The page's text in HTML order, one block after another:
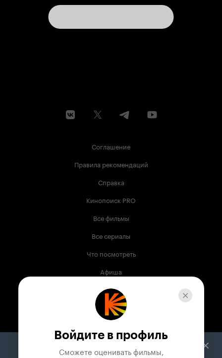
Соглашение
Правила рекомендаций
Справка
Кинопоиск PRO
Все фильмы
Все сериалы
Что посмотреть
Афиша
Музыка
Телепрограмма
Служба поддержки
Войдите в профиль
Сможете оценивать фильмы,